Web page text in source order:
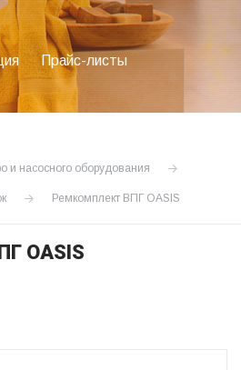
Прайс-листы
и насосного оборудования
Ремкомплект ВПГ OASIS
OASIS